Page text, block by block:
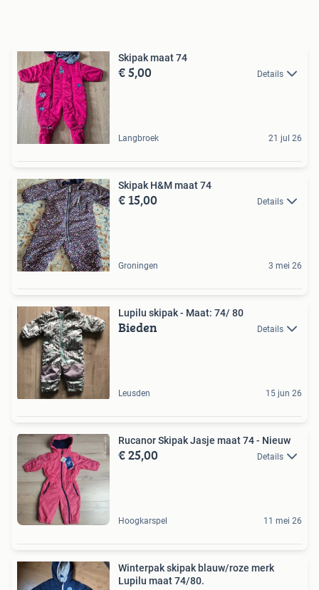
Skipak maat 74
€ 5,00 Details
Langbroek 21 jul 26
Skipak H&M maat 74
€ 15,00 Details
Groningen 3 mei 26
Lupilu skipak - Maat: 74/ 80
Bieden Details
Leusden 15 jun 26
Rucanor Skipak Jasje maat 74 - Nieuw
€ 25,00 Details
Hoogkarspel 11 mei 26
Winterpak skipak blauw/roze merk
Lupilu maat 74/80.